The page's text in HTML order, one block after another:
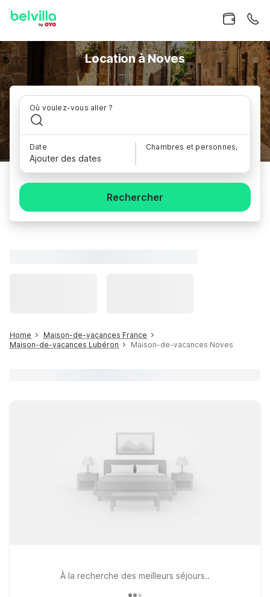
Location à Noves
Où voulez-vous aller ?
Date
Ajouter des dates
Chambres et personnes,
Rechercher
Home
Maison-de-vacances France
Maison-de-vacances Lubéron
Maison-de-vacances Noves
À la recherche des meilleurs séjours..